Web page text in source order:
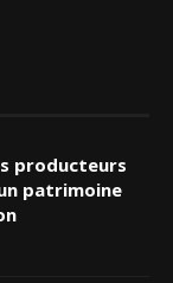
producteurs
patrimoine